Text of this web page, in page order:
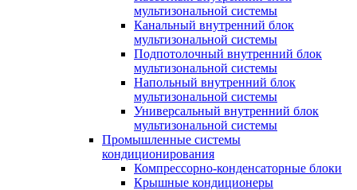
мультизональной системы
Канальный внутренний блок
мультизональной системы
Подпотолочный внутренний блок
мультизональной системы
Напольный внутренний блок
мультизональной системы
Универсальный внутренний блок
мультизональной системы
Промышленные системы
кондиционирования
Компрессорно-конденсаторные блоки
Крышные кондиционеры